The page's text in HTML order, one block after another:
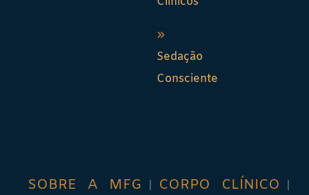
Sedação
Consciente
SOBRE A MFG CORPO CLÍNICO